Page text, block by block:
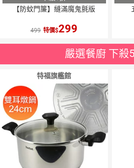
【防蚊門簾】縫滿魔鬼氈版
499 特價 299
嚴選餐廚 下殺
特福旗艦館